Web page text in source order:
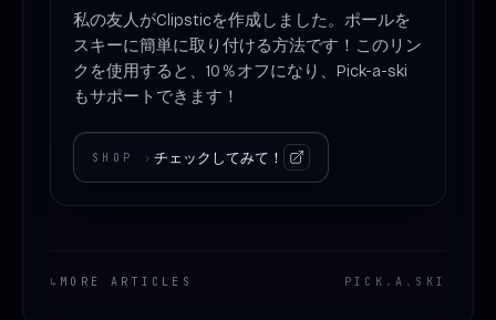
私の友人がClipsticを作成しました。ポールを
スキーに簡単に取り付ける方法です！このリン
クを使用すると、10％オフになり、Pick-a-ski
もサポートできます！
SHOP ›チェックしてみて！
↳ MORE ARTICLES PICK . A . SKI